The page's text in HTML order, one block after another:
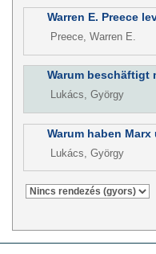
Warren E. Preece
Preece, Warren E.
Warum beschäftigt
Lukács, György
Warum haben
Lukács, György